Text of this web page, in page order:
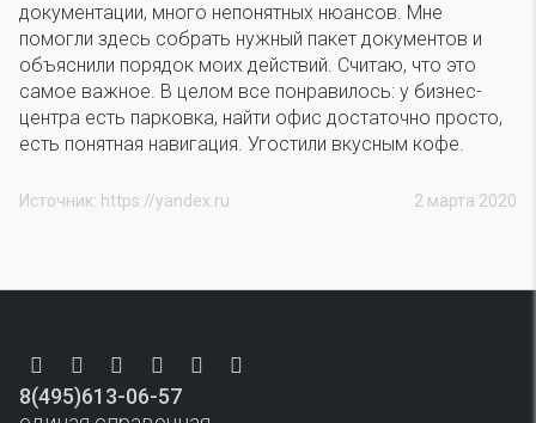
документации, много непонятных нюансов. Мне
помогли здесь собрать нужный пакет документов и
объяснили порядок моих действий. Считаю, что это
самое важное. В целом все понравилось: у бизнес-
центра есть парковка, найти офис достаточно просто,
есть понятная навигация. Угостили вкусным кофе.
2 марта 2020
Источник: https://yandex.ru
8(495)613-06-57